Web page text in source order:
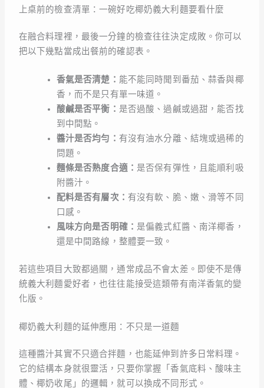
上桌前的檢查清單：一碗好吃椰奶義大利麵要看什麼
在融合料理裡，最後一分鐘的檢查往往決定成敗。你可以
把以下幾點當成出餐前的確認表。
香氣是否清楚： 能不能同時聞到番茄、蒜香與椰
香，而不是只有單一味道。
酸鹹是否平衡： 是否過酸、過鹹或過甜，能否找
到中間點。
醬汁是否均勻： 有沒有油水分離、結塊或過稀的
問題。
麵條是否熟度合適： 是否保有彈性，且能順利吸
附醬汁。
配料是否有層次： 有沒有軟、脆、嫩、滑等不同
口感。
風味方向是否明確： 是偏義式紅醬、南洋椰香，
還是中間路線，整體要一致。
若這些項目大致都過關，通常成品不會太差。即使不是傳
統義大利麵愛好者，也往往能接受這類帶有南洋香氣的變
化版。
椰奶義大利麵的延伸應用：不只是一道麵
這種醬汁其實不只適合拌麵，也能延伸到許多日常料理。
它的結構本身就很靈活，只要你掌握「香氣底料、酸味主
體、椰奶收尾」的邏輯，就可以換成不同形式。